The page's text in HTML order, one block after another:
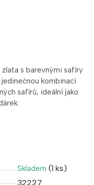
s barevnými safíry
jedinečnou kombinací
safírů, ideální jako
Skladem (1 ks)
32227